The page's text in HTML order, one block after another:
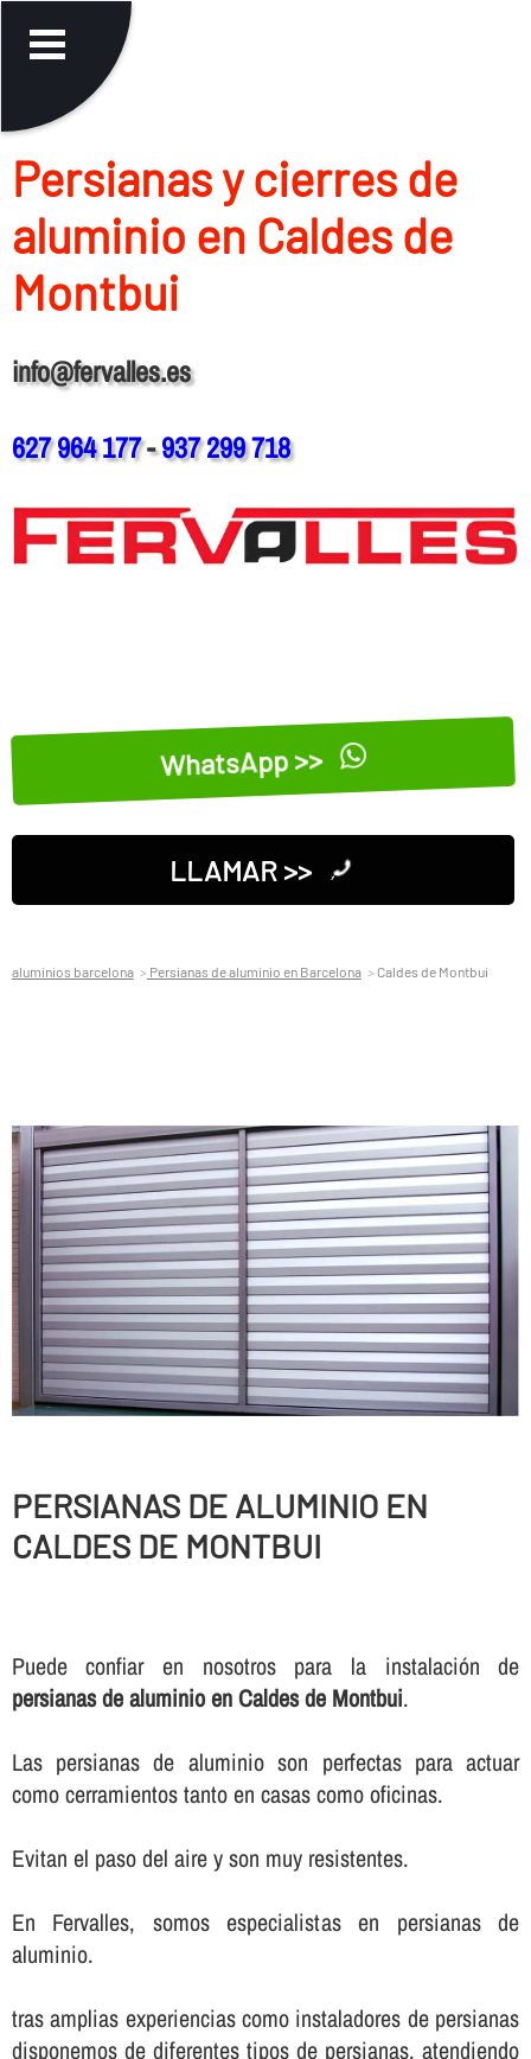
Persianas y cierres de
aluminio en Caldes de
Montbui
info@fervalles.es
627 964 177-937 299 718
WhatsApp >>
LLAMAR >>
aluminios barcelona Persianas de aluminio en Barcelona Caldes de Montbui
PERSIANAS DE ALUMINIO EN
CALDES DE MONTBUI
Puede confiar en nosotros para la instalación de
persianas de aluminio en Caldes de Montbui.
Las persianas de aluminio son perfectas para actuar
como cerramientos tanto en casas como oficinas.
Evitan el paso del aire y son muy resistentes.
En Fervalles, somos especialistas en persianas de
aluminio.
tras amplias experiencias como instaladores de persianas
disponemos de diferentes tipos de persianas, atendiendo